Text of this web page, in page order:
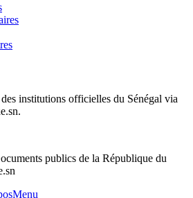
institutions officielles du Sénégal via
publics de la République du
Menu